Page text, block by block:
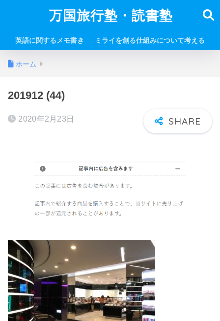
万国旅行塾・読書塾
英語に関するメモ書き ミライを創る仕組みについて考える
ホーム
201912 (44)
2020年2月23日